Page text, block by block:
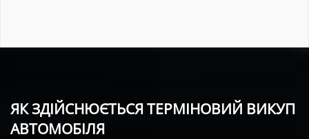
ЯК ЗДІЙСНЮЄТЬСЯ ТЕРМІНОВИЙ ВИКУП
АВТОМОБІЛЯ